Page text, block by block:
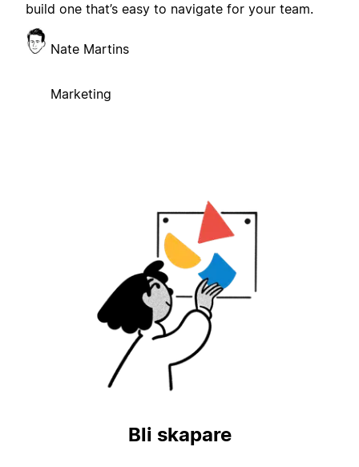
build one that’s easy to navigate for your team.
Nate Martins
Marketing
Bli skapare